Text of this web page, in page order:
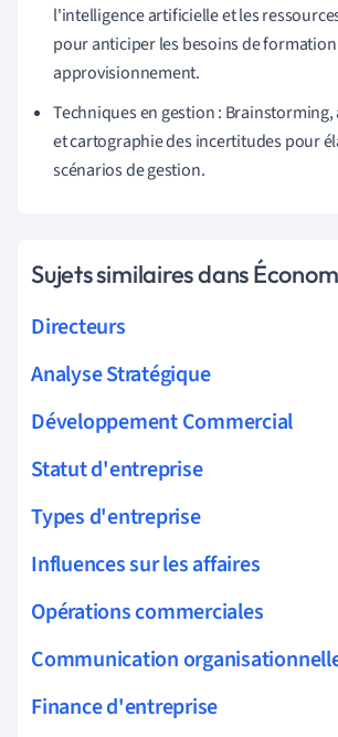
l'intelligence artificielle et les
pour anticiper les besoins de
approvisionnement.
Techniques en gestion : Brainstorming,
et cartographie des incertitudes pour
scénarios de gestion.
Sujets similaires dans
Directeurs
Analyse Stratégique
Développement Commercial
Statut d'entreprise
Types d'entreprise
Influences sur les affaires
Opérations commerciales
Communication
Finance d'entreprise